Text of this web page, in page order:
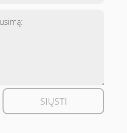
SIŲSTI